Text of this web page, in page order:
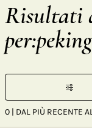
Risultati
0 | DAL PIÙ RECENTE